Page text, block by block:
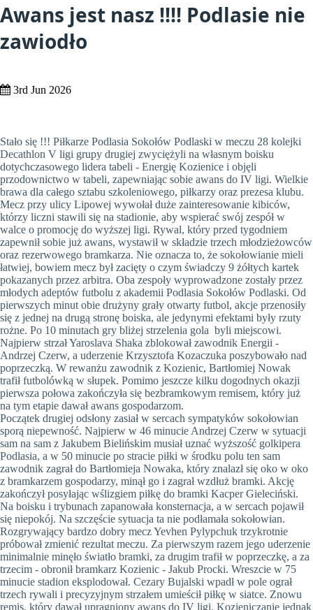
Awans jest nasz !!!! Podlasie nie
zawiodło
3rd Jun 2026
Stało się !!! Piłkarze Podlasia Sokołów Podlaski w meczu 28 kolejki
Decathlon V ligi grupy drugiej zwyciężyli na własnym boisku
dotychczasowego lidera tabeli - Energię Kozienice i objęli
przodownictwo w tabeli, zapewniając sobie awans do IV ligi. Wielkie
brawa dla całego sztabu szkoleniowego, piłkarzy oraz prezesa klubu.
Mecz przy ulicy Lipowej wywołał duże zainteresowanie kibiców,
którzy liczni stawili się na stadionie, aby wspierać swój zespół w
walce o promocję do wyższej ligi. Rywal, który przed tygodniem
zapewnił sobie już awans, wystawił w składzie trzech młodzieżowców
oraz rezerwowego bramkarza. Nie oznacza to, że sokołowianie mieli
łatwiej, bowiem mecz był zacięty o czym świadczy 9 żółtych kartek
pokazanych przez arbitra. Oba zespoły wyprowadzone zostały przez
młodych adeptów futbolu z akademii Podlasia Sokołów Podlaski. Od
pierwszych minut obie drużyny grały otwarty futbol, akcje przenosiły
się z jednej na drugą stronę boiska, ale jedynymi efektami były rzuty
rożne. Po 10 minutach gry bliżej strzelenia gola byli miejscowi.
Najpierw strzał Yaroslava Shaka zblokował zawodnik Energii -
Andrzej Czerw, a uderzenie Krzysztofa Kozaczuka poszybowało nad
poprzeczką. W rewanżu zawodnik z Kozienic, Bartłomiej Nowak
trafił futbolówką w słupek. Pomimo jeszcze kilku dogodnych okazji
pierwsza połowa zakończyła się bezbramkowym remisem, który już
na tym etapie dawał awans gospodarzom.
Początek drugiej odsłony zasiał w sercach sympatyków sokołowian
sporą niepewność. Najpierw w 46 minucie Andrzej Czerw w sytuacji
sam na sam z Jakubem Bielińskim musiał uznać wyższość golkipera
Podlasia, a w 50 minucie po stracie piłki w środku polu ten sam
zawodnik zagrał do Bartłomieja Nowaka, który znalazł się oko w oko
z bramkarzem gospodarzy, minął go i zagrał wzdłuż bramki. Akcję
zakończył posyłając wślizgiem piłkę do bramki Kacper Gieleciński.
Na boisku i trybunach zapanowała konsternacja, a w sercach pojawił
się niepokój. Na szczęście sytuacja ta nie podłamała sokołowian.
Rozgrywający bardzo dobry mecz Yevhen Pylypchuk trzykrotnie
próbował zmienić rezultat meczu. Za pierwszym razem jego uderzenie
minimalnie minęło światło bramki, za drugim trafił w poprzeczkę, a za
trzecim - obronił bramkarz Kozienic - Jakub Procki. Wreszcie w 75
minucie stadion eksplodował. Cezary Bujalski wpadł w pole ograł
trzech rywali i precyzyjnym strzałem umieścił piłkę w siatce. Znowu
remis, który dawał upragniony awans do IV ligi. Kozieniczanie jednak